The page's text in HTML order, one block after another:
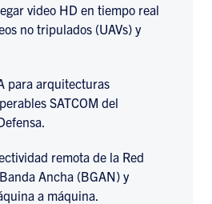
video HD en tiempo real
no tripulados (UAVs) y
para arquitecturas
SATCOM del
remota de la Red
Ancha (BGAN) y
a máquina.